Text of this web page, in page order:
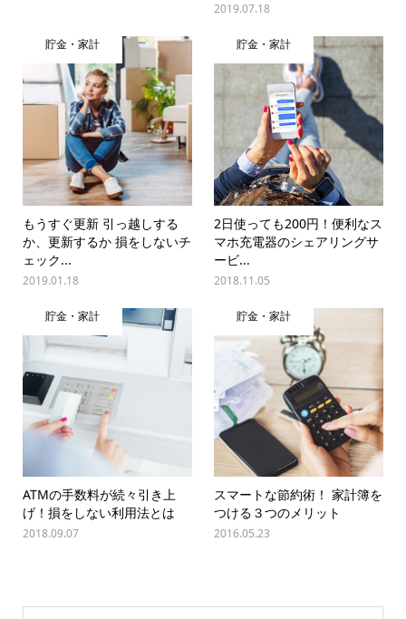
2019.07.18
貯金・家計
もうすぐ更新 引っ越しする
か、更新するか 損をしないチ
ェック...
2019.01.18
貯金・家計
2日使っても200円！便利なス
マホ充電器のシェアリングサ
ービ...
2018.11.05
貯金・家計
ATMの手数料が続々引き上
げ！損をしない利用法とは
2018.09.07
貯金・家計
スマートな節約術！ 家計簿を
つける３つのメリット
2016.05.23